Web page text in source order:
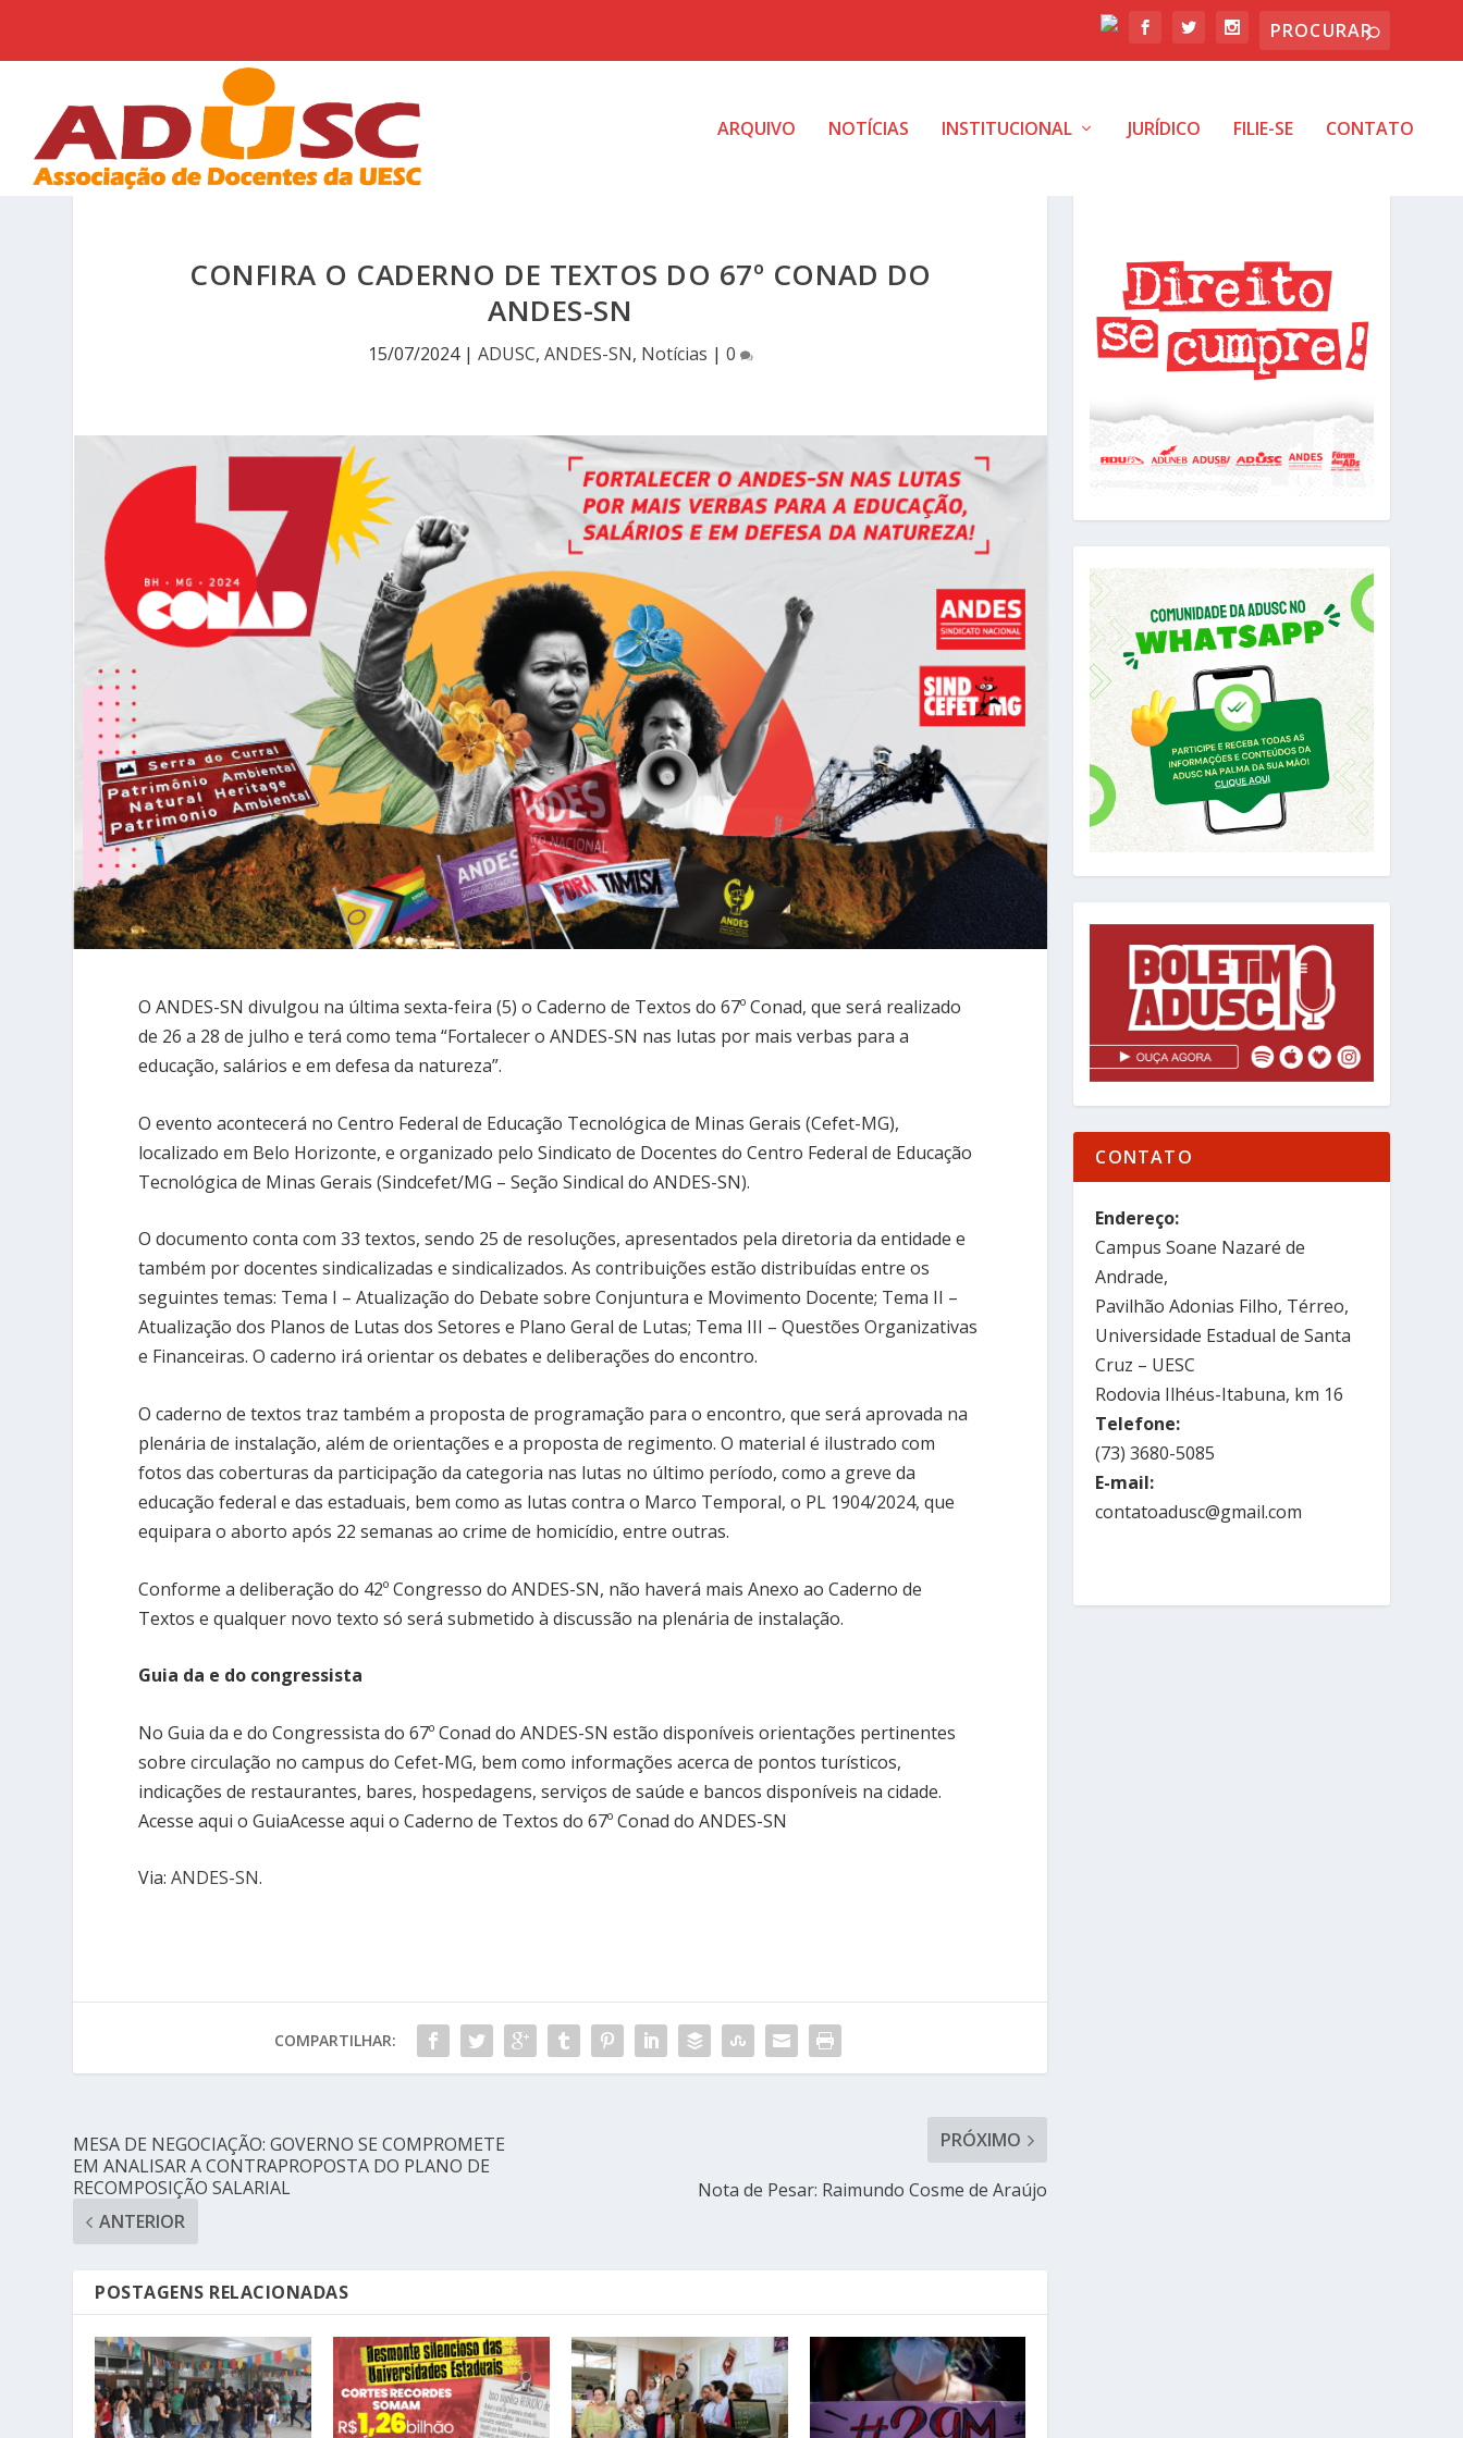
ARQUIVO NOTÍCIAS INSTITUCIONAL JURÍDICO FILIE-SE CONTATO
CONFIRA O CADERNO DE TEXTOS DO 67º CONAD DO
ANDES-SN
15/07/2024| ADUSC, ANDES-SN, Notícias | 0
O ANDES-SN divulgou na última sexta-feira (5) o Caderno de Textos do 67º Conad, que será realizado
de 26 a 28 de julho e terá como tema “Fortalecer o ANDES-SN nas lutas por mais verbas para a
educação, salários e em defesa da natureza”.
O evento acontecerá no Centro Federal de Educação Tecnológica de Minas Gerais (Cefet-MG),
localizado em Belo Horizonte, e organizado pelo Sindicato de Docentes do Centro Federal de Educação
Tecnológica de Minas Gerais (Sindcefet/MG – Seção Sindical do ANDES-SN).
O documento conta com 33 textos, sendo 25 de resoluções, apresentados pela diretoria da entidade e
também por docentes sindicalizadas e sindicalizados. As contribuições estão distribuídas entre os
seguintes temas: Tema I – Atualização do Debate sobre Conjuntura e Movimento Docente; Tema II –
Atualização dos Planos de Lutas dos Setores e Plano Geral de Lutas; Tema III – Questões Organizativas
e Financeiras. O caderno irá orientar os debates e deliberações do encontro.
O caderno de textos traz também a proposta de programação para o encontro, que será aprovada na
plenária de instalação, além de orientações e a proposta de regimento. O material é ilustrado com
fotos das coberturas da participação da categoria nas lutas no último período, como a greve da
educação federal e das estaduais, bem como as lutas contra o Marco Temporal, o PL 1904/2024, que
equipara o aborto após 22 semanas ao crime de homicídio, entre outras.
Conforme a deliberação do 42º Congresso do ANDES-SN, não haverá mais Anexo ao Caderno de
Textos e qualquer novo texto só será submetido à discussão na plenária de instalação.
Guia da e do congressista
No Guia da e do Congressista do 67º Conad do ANDES-SN estão disponíveis orientações pertinentes
sobre circulação no campus do Cefet-MG, bem como informações acerca de pontos turísticos,
indicações de restaurantes, bares, hospedagens, serviços de saúde e bancos disponíveis na cidade.
Acesse aqui o GuiaAcesse aqui o Caderno de Textos do 67º Conad do ANDES-SN
Via:ANDES-SN.
COMPARTILHAR:
MESA DE NEGOCIAÇÃO: GOVERNO SE COMPROMETE
EM ANALISAR A CONTRAPROPOSTA DO PLANO DE
RECOMPOSIÇÃO SALARIAL
ANTERIOR
PRÓXIMO
Nota de Pesar: Raimundo Cosme de Araújo
POSTAGENS RELACIONADAS
CONTATO
Endereço:
Campus Soane Nazaré de
Andrade,
Pavilhão Adonias Filho, Térreo,
Universidade Estadual de Santa
Cruz – UESC
Rodovia Ilhéus-Itabuna, km 16
Telefone:
(73) 3680-5085
E-mail:
contatoadusc@gmail.com